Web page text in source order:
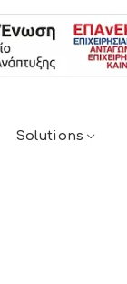
Solutions